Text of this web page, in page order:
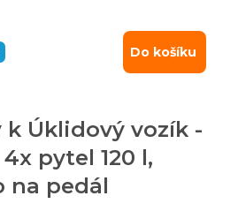
Do košíku
k Úklidový vozík -
pytel 120 l,
na pedál